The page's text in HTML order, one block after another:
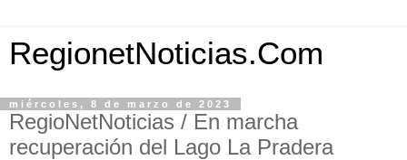
RegionetNoticias.Com
miércoles, 8 de marzo de 2023
RegioNetNoticias / En marcha
recuperación del Lago La Pradera